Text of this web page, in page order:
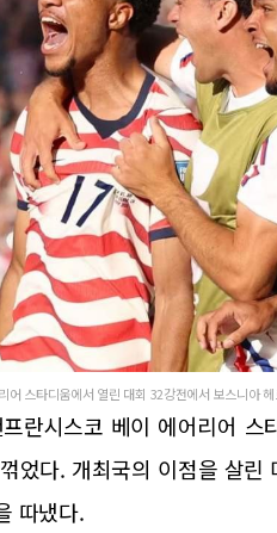
어 스타디움에서 열린 대회 32강전에서 보스니아
란시스코 베이 에어리어
었다. 개최국의 이점을 살
따냈다.